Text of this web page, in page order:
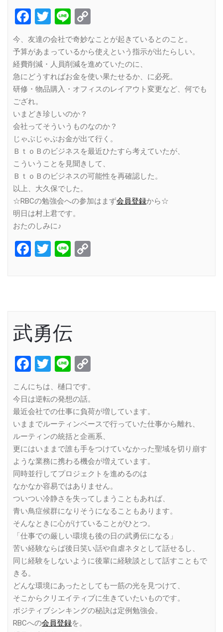
Facebook
Twitter
Line
Link
今、友達の会社で奇妙なことが起きているとのこと。
予算があまっているから使えという指示が出たらしい。
経費削減・人員削減を進めていたのに、
急にどうすればお金を使い果たせるか、に必死。
研修・物品購入・オフィスのレイアウト変更など、何でも
ござれ。
いまどき珍しいのか？
会社ってそういうものなのか？
じゃぶじゃぶお金が出て行く。
ＢｔｏＢのビジネスを最近ひたすら考えていたが、
こういうことを見聞きして、
ＢｔｏＢのビジネスの可能性を再確認した。
以上、大久保でした。
☆RBCの勉強会への参加はまず会員登録から☆
明日は村上君です。
おたのしみに♪
Facebook
Twitter
Line
武勇伝
Facebook
Twitter
Line
こんにちは、樋口です。
今日は逆転の発想の話。
最近会社での仕事に負荷が増しています。
いままでルーティンベースで行っていた仕事から離れ、
ルーティンの統括と企画系、
更にはいままで誰も手をつけていなかった聖域を切り崩す
ような業務に携わる機会が増えています。
同時並行してプロジェクトを進めるのは
なかなか容易ではありません。
ついつい冷静さを失ってしまうこともあれば、
青い鳥症候群になりそうになることもあります。
そんなときに心がけていることがひとつ。
「仕事での厳しい環境も後の日の武勇伝になる」
苦い経験ならば後日笑い話や自虐ネタとして話せるし、
同じ経験をしないように後輩に経験談として話すこともで
きる。
どんな環境にあったとしても一筋の光を見つけて、
そこからクリエイティブに生きていたいものです。
ポジティブシンキングの秘訣は定例勉強会。
RBCへの会員登録を。